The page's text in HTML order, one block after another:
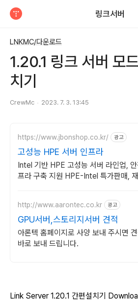
링크서버
LNKMC/다운로드
1.20.1 링크 서버 모
치기
CrewMc 2023. 7. 3. 13:45
https://www.jbonshop.co.kr/ 광고
고성능 HPE 서버 인프라
Intel 기반 HPE 고성능 서버 라인업,
프라 구축 지원 HPE-Intel 특가판매,
http://www.aarontec.co.kr 광고
GPU서버,스토리지서버 견적
아론텍 홈페이지로 사양 보내 주시면
바로 보내 드립니다.
Link Server 1.20.1 간편설치기